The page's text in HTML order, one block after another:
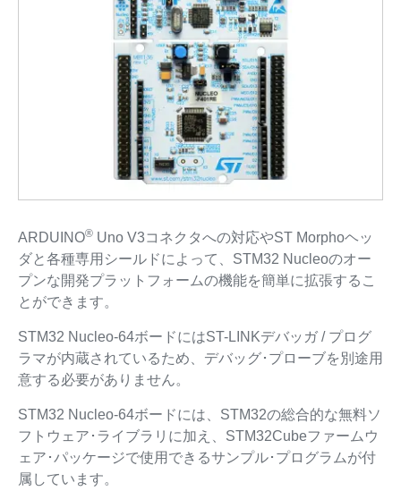
ARDUINO®Uno V3コネクタへの対応やST Morphoヘッ
ダと各種専用シールドによって、STM32 Nucleoのオー
プンな開発プラットフォームの機能を簡単に拡張するこ
とができます。
STM32 Nucleo-64ボードにはST-LINKデバッガ / プログ
ラマが内蔵されているため、デバッグ･プローブを別途用
意する必要がありません。
STM32 Nucleo-64ボードには、STM32の総合的な無料ソ
フトウェア･ライブラリに加え、STM32Cubeファームウ
ェア･パッケージで使用できるサンプル･プログラムが付
属しています。